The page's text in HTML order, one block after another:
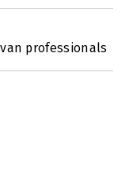
professionals